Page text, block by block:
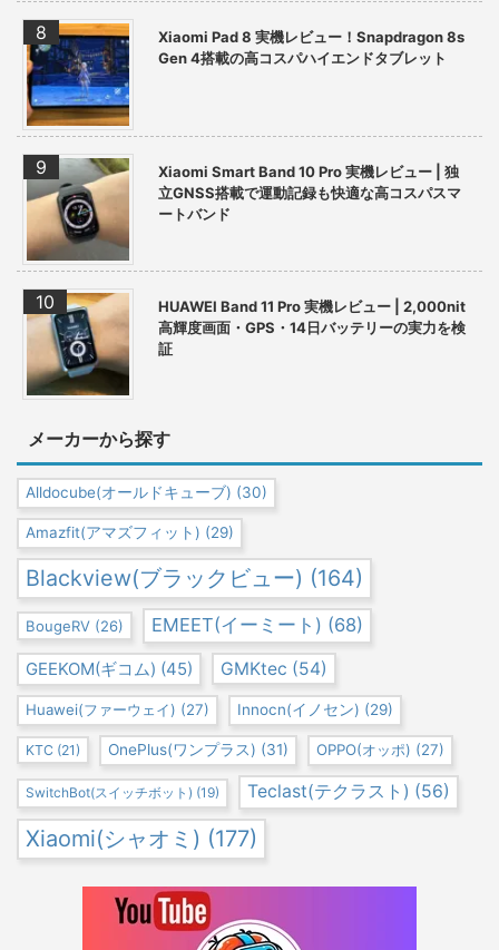
Xiaomi Pad 8 実機レビュー！Snapdragon 8s
Gen 4搭載の高コスパハイエンドタブレット
Xiaomi Smart Band 10 Pro 実機レビュー | 独
立GNSS搭載で運動記録も快適な高コスパスマ
ートバンド
HUAWEI Band 11 Pro 実機レビュー | 2,000nit
高輝度画面・GPS・14日バッテリーの実力を検
証
メーカーから探す
Alldocube(オールドキューブ) (30)
Amazfit(アマズフィット) (29)
Blackview(ブラックビュー) (164)
BougeRV (26) EMEET(イーミート) (68)
GEEKOM(ギコム) (45) GMKtec (54)
Huawei(ファーウェイ) (27) Innocn(イノセン) (29)
KTC (21) OnePlus(ワンプラス) (31) OPPO(オッポ) (27)
SwitchBot(スイッチボット) (19) Teclast(テクラスト) (56)
Xiaomi(シャオミ) (177)